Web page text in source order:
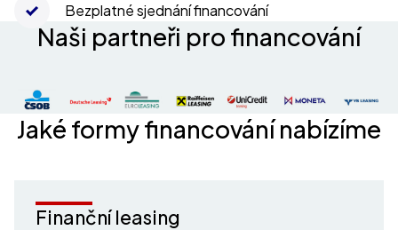
Bezplatné sjednání financování
Naši partneři pro financování
Jaké formy financování nabízíme
Finanční leasing